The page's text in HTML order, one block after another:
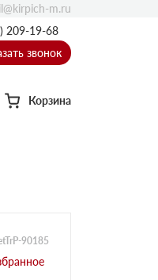
209-19-68
звонок
Корзина
m.ru
90185